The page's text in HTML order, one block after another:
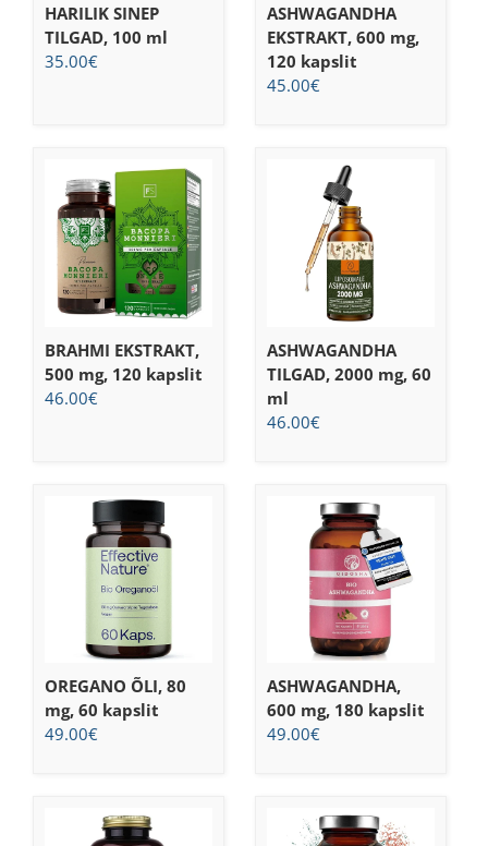
HARILIK SINEP
TILGAD, 100 ml
35.00€
ASHWAGANDHA
EKSTRAKT, 600 mg,
120 kapslit
45.00€
BRAHMI EKSTRAKT,
500 mg, 120 kapslit
46.00€
ASHWAGANDHA
TILGAD, 2000 mg, 60
ml
46.00€
OREGANO ÕLI, 80
mg, 60 kapslit
49.00€
ASHWAGANDHA,
600 mg, 180 kapslit
49.00€